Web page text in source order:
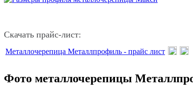
Скачать прайс-лист:
Металлочерепица Металлпрофиль - прайс лист
Фото металлочерепицы